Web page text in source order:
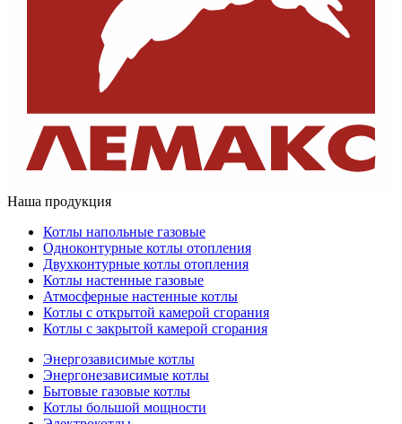
Наша продукция
Котлы напольные газовые
Одноконтурные котлы отопления
Двухконтурные котлы отопления
Котлы настенные газовые
Атмосферные настенные котлы
Котлы с открытой камерой сгорания
Котлы с закрытой камерой сгорания
Энергозависимые котлы
Энергонезависимые котлы
Бытовые газовые котлы
Котлы большой мощности